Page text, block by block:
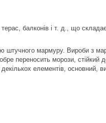
балконів і т. д., що
штучного мармуру. Вироби з
переносить морози, стійкий
елементів, основний,